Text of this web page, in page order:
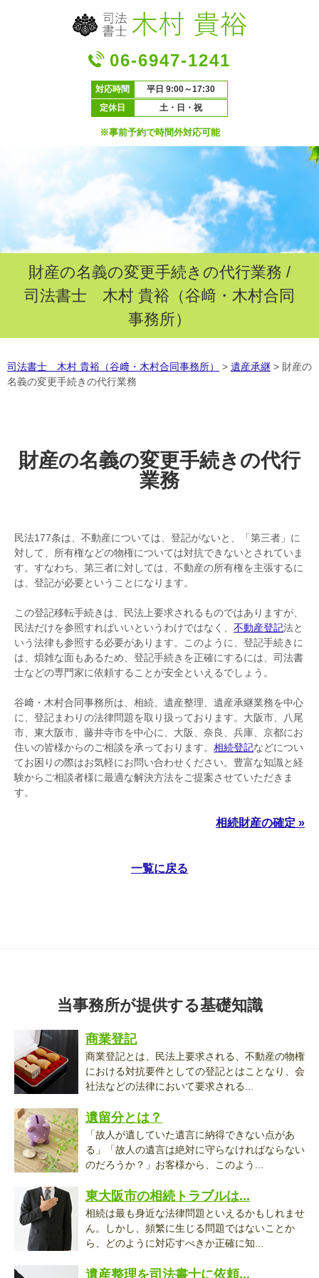
06-6947-1241
対応時間
平日 9:00～17:30
定休日
土・日・祝
※事前予約で時間外対応可能
財産の名義の変更手続きの代行業務 /
司法書士 木村 貴裕（谷﨑・木村合同
事務所）
司法書士 木村 貴裕（谷﨑・木村合同事務所） > 遺産承継 > 財産の
名義の変更手続きの代行業務
財産の名義の変更手続きの代行
業務
民法177条は、不動産については、登記がないと、「第三者」に
対して、所有権などの物権については対抗できないとされていま
す。すなわち、第三者に対しては、不動産の所有権を主張するに
は、登記が必要ということになります。
この登記移転手続きは、民法上要求されるものではありますが、
民法だけを参照すればいいというわけではなく、 不動産登記法と
いう法律も参照する必要があります。このように、登記手続きに
は、煩雑な面もあるため、登記手続きを正確にするには、司法書
士などの専門家に依頼することが安全といえるでしょう。
谷﨑・木村合同事務所は、相続、遺産整理、遺産承継業務を中心
に、登記まわりの法律問題を取り扱っております。大阪市、八尾
市、東大阪市、藤井寺市を中心に、大阪、奈良、兵庫、京都にお
住いの皆様からのご相談を承っております。 相続登記などについ
てお困りの際はお気軽にお問い合わせください。豊富な知識と経
験からご相談者様に最適な解決方法をご提案させていただきま
す。
相続財産の確定 »
一覧に戻る
当事務所が提供する基礎知識
商業登記
商業登記とは、民法上要求される、不動産の物権
における対抗要件としての登記とはことなり、会
社法などの法律において要求される...
遺留分とは？
「故人が遺していた遺言に納得できない点があ
る」「故人の遺言は絶対に守らなければならない
のだろうか？」お客様から、このよう...
東大阪市の相続トラブルは...
相続は最も身近な法律問題といえるかもしれませ
ん。しかし、頻繁に生じる問題ではないことか
ら、どのように対応すべきか正確に知...
遺産整理を司法書士に依頼...